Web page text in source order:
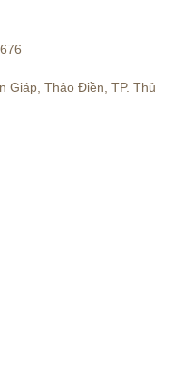
Giáp, Thảo Điền, TP. Thủ